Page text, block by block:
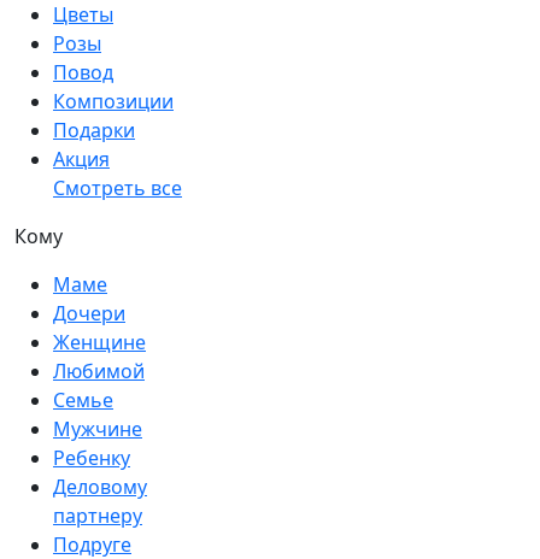
Цветы
Розы
Повод
Композиции
Подарки
Акция
Смотреть все
Кому
Маме
Дочери
Женщине
Любимой
Семье
Мужчине
Ребенку
Деловому
партнеру
Подруге